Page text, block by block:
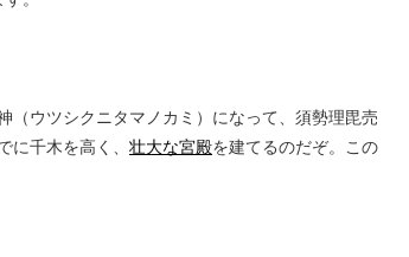
ウツシクニタマノカミ）になって、須勢理毘売
千木を高く、 壮大な宮殿を建てるのだぞ。この